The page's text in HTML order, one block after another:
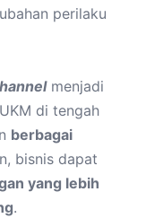
perilaku
menjadi
di tengah
berbagai
bisnis dapat
yang lebih
.